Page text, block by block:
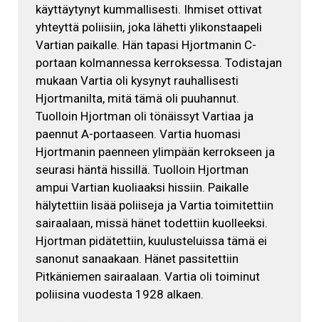
käyttäytynyt kummallisesti. Ihmiset ottivat
yhteyttä poliisiin, joka lähetti ylikonstaapeli
Vartian paikalle. Hän tapasi Hjortmanin C-
portaan kolmannessa kerroksessa. Todistajan
mukaan Vartia oli kysynyt rauhallisesti
Hjortmanilta, mitä tämä oli puuhannut.
Tuolloin Hjortman oli tönäissyt Vartiaa ja
paennut A-portaaseen. Vartia huomasi
Hjortmanin paenneen ylimpään kerrokseen ja
seurasi häntä hissillä. Tuolloin Hjortman
ampui Vartian kuoliaaksi hissiin. Paikalle
hälytettiin lisää poliiseja ja Vartia toimitettiin
sairaalaan, missä hänet todettiin kuolleeksi.
Hjortman pidätettiin, kuulusteluissa tämä ei
sanonut sanaakaan. Hänet passitettiin
Pitkäniemen sairaalaan. Vartia oli toiminut
poliisina vuodesta 1928 alkaen.